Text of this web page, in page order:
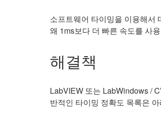
소프트웨어 타이밍을 이용해서
왜 1ms보다 더 빠른 속도를 사
해결책
LabVIEW 또는 LabWindows /
반적인 타이밍 정확도 목록은